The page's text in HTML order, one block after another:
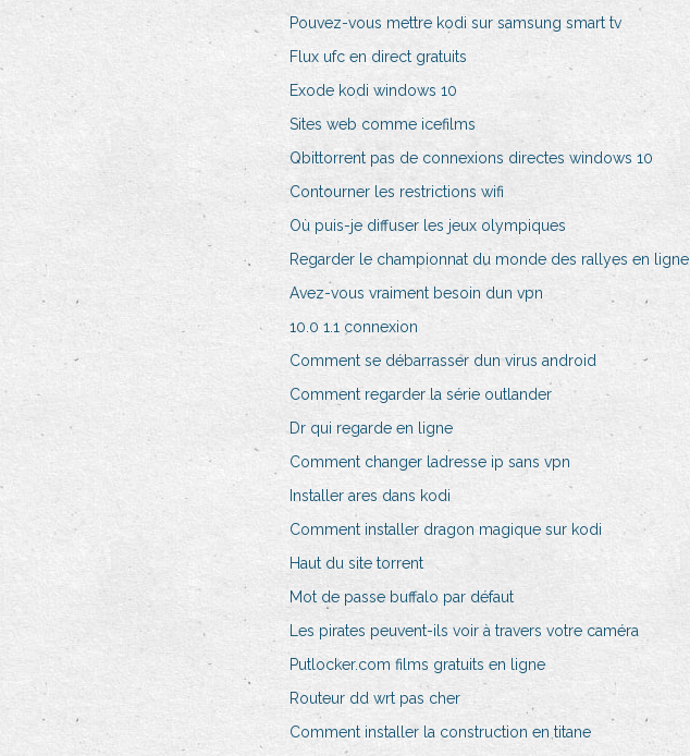
Pouvez-vous mettre kodi sur samsung smart tv
Flux ufc en direct gratuits
Exode kodi windows 10
Sites web comme icefilms
Qbittorrent pas de connexions directes windows 10
Contourner les restrictions wifi
Où puis-je diffuser les jeux olympiques
Regarder le championnat du monde des rallyes en ligne
Avez-vous vraiment besoin dun vpn
10.0 1.1 connexion
Comment se débarrasser dun virus android
Comment regarder la série outlander
Dr qui regarde en ligne
Comment changer ladresse ip sans vpn
Installer ares dans kodi
Comment installer dragon magique sur kodi
Haut du site torrent
Mot de passe buffalo par défaut
Les pirates peuvent-ils voir à travers votre caméra
Putlocker.com films gratuits en ligne
Routeur dd wrt pas cher
Comment installer la construction en titane